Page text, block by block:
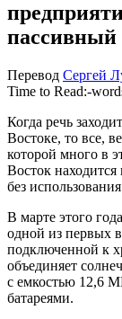
пассивный
Перевод Сергей
Time to Read:-
Когда речь
Востоке, то все,
которой много в
Восток находится
без
В марте этого
одной из первых
подключенной к
объединяет
с емкостью 12,6
батареями.